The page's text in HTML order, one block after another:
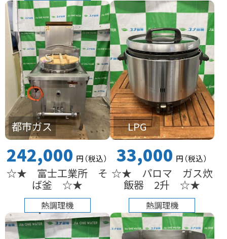
都市ガス
242,000 円（税込）
☆★ 富士工業所 そ
ば釜 ☆★
熱調理機
LPG
33,000 円（税込）
☆★ パロマ ガス炊
飯器 2升 ☆★
熱調理機